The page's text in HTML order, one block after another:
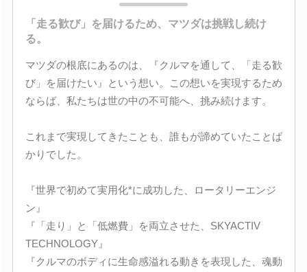
「走る歓び」を届けるため、マツダは挑戦し続け
る。
マツダの根底にあるのは、『クルマを通して、「走る歓
び」を届けたい』という想い。この想いを実現するため
ならば、私たちは世の中の不可能へ、挑み続けます。
これまで実現してきたことも、誰もが諦めていたことば
かりでした。
『世界で初めて実用化*に成功した、ロータリーエンジ
ン』
『「走り」と「低燃費」を両立させた、SKYACTIV
TECHNOLOGY』
『クルマのボディに生命感溢れる動きを表現した、魂動